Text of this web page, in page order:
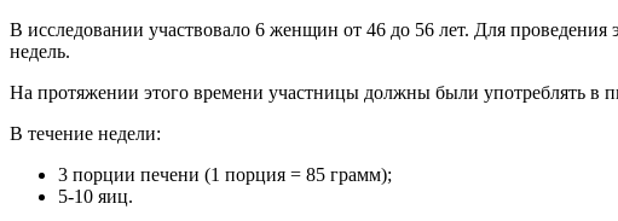
В исследовании участвовало 6 женщин от 46 до 56 лет. Для
недель.
На протяжении этого времени участницы должны были употреблять в
В течение недели:
3 порции печени (1 порция = 85 грамм);
5-10 яиц.